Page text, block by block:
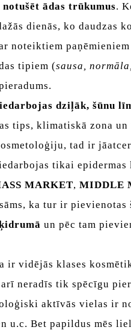
notušēt ādas trūkumus.
dienās, ko daudzas
noteiktiem
tipiem (sausa,
dziļāk, šūnu
tips, klimatiskā zona
tad ir
tikai epidermas
MARKET, MIDDLE
ka tur ir
un pēc tam
ir vidējās klases
neradīs tik spēcīgu
aktīvās vielas ir
u.c. Bet papildus mēs